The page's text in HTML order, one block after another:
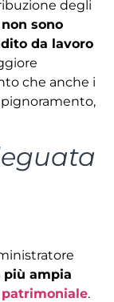
degli
non sono
da lavoro
che anche i
più ampia
patrimoniale.